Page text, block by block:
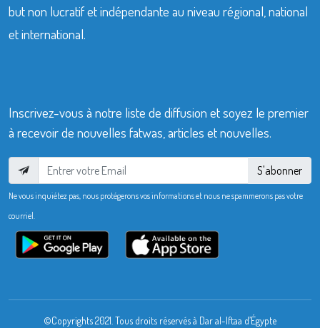
but non lucratif et indépendante au niveau régional, national
et international.
Inscrivez-vous à notre liste de diffusion et soyez le premier
à recevoir de nouvelles fatwas, articles et nouvelles.
S'abonner
Ne vous inquiétez pas, nous protégerons vos informations et nous ne spammerons pas votre
courriel.
©Copyrights 2021. Tous droits réservés à Dar al-Iftaa d’Égypte